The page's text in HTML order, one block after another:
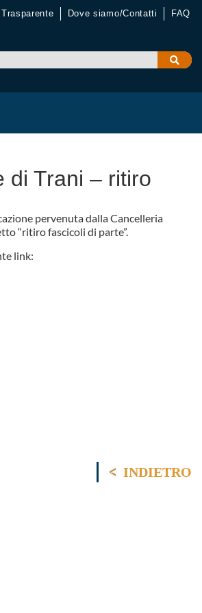
Dove siamo/Contatti FAQ
di Trani – ritiro
pervenuta dalla Cancelleria
“ritiro fascicoli di parte”.
link:
INDIETRO